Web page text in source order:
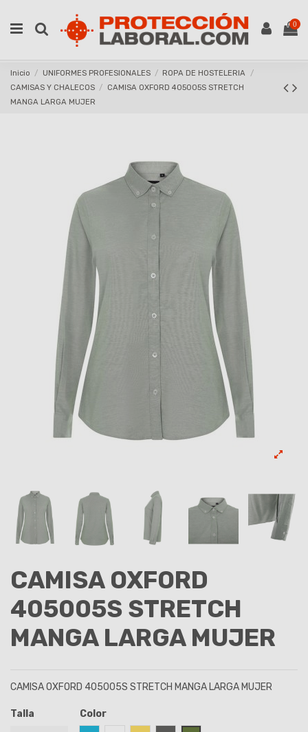
0
Inicio UNIFORMES PROFESIONALES
ROPA DE HOSTELERIA
CAMISAS Y CHALECOS
CAMISA OXFORD 405005S STRETCH
MANGA LARGA MUJER
CAMISA OXFORD
405005S STRETCH
MANGA LARGA MUJER
CAMISA OXFORD 405005S STRETCH MANGA LARGA MUJER
Talla
Color